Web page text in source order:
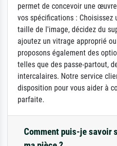
permet de concevoir une
vos spécifications : Choisissez
taille de l'image, décidez du
ajoutez un vitrage approprié
proposons également des
telles que des passe-partout,
intercalaires. Notre service
disposition pour vous aider à
parfaite.
Comment puis-je savoir